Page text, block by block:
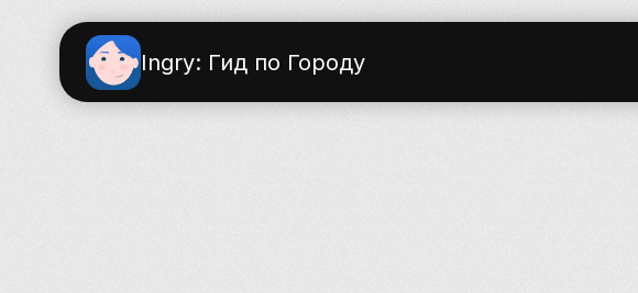
Ingry: Гид по Городу